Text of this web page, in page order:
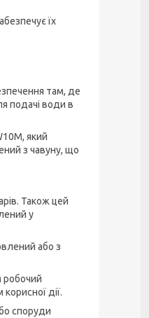
їх
там, де
подачі води в
який
з чавуну, що
Також цей
у
або з
робочий
дії.
споруди